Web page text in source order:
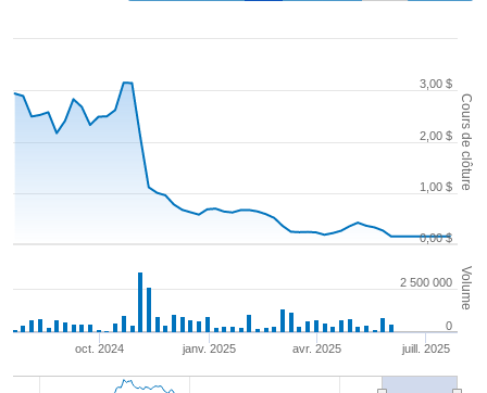
Cours de clôture
Volume
janv. 2025
oct. 2024 avr. 2025 juill. 2025
0,00 $
1,00 $
2,00 $
3,00 $
0
2 500 000